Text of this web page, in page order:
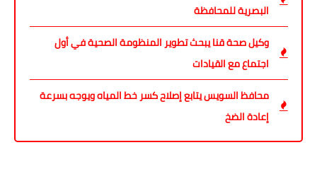
البصرية للمحافظة
وكيل صحة قنا يبحث تطوير المنظومة الصحية في أول
اجتماع مع القيادات
محافظ السويس يتابع إصلاح كسر خط المياه ويوجه بسرعة
إعادة الضخ